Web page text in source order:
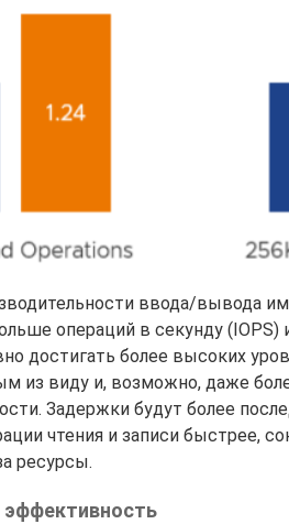
ввода/вывода
операций в секунду
достигать более высоких
из виду и, возможно, даже
Задержки будут более
чтения и записи быстрее,
ресурсы.
эффективность